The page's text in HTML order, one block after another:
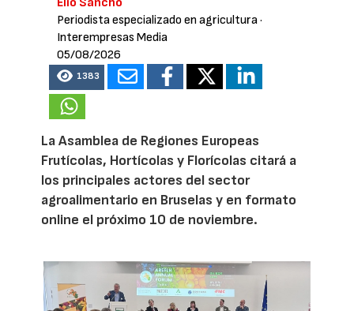
Periodista especializado en agricultura·
Interempresas Media
05/08/2026
1383
La Asamblea de Regiones Europeas
Frutícolas, Hortícolas y Florícolas citará a
los principales actores del sector
agroalimentario en Bruselas y en formato
online el próximo 10 de noviembre.